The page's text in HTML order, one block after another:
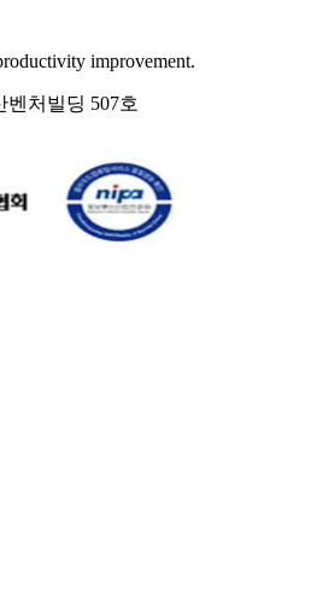
improvement.
벤처빌딩 507호